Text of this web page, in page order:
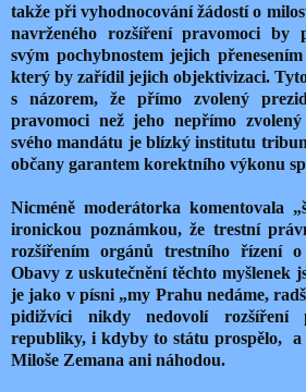
takže při vyhodnocování žádostí o
navrženého rozšíření pravomoci by
svým pochybnostem jejich
který by zařídil jejich objektivizaci.
s názorem, že přímo zvolený
pravomoci než jeho nepřímo zvolený
svého mandátu je blízký institutu
občany garantem korektního výkonu
Nicméně moderátorka komentovala
ironickou poznámkou, že trestní
rozšířením orgánů trestního řízení
Obavy z uskutečnění těchto myšlenek
je jako v písni „my Prahu nedáme,
pidižvíci nikdy nedovolí rozšíření
republiky, i kdyby to státu prospělo,
Miloše Zemana ani náhodou.